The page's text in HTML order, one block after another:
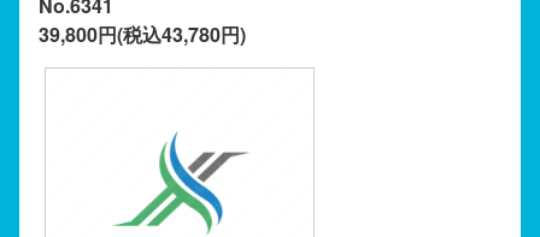
39,800円(税込43,780円)